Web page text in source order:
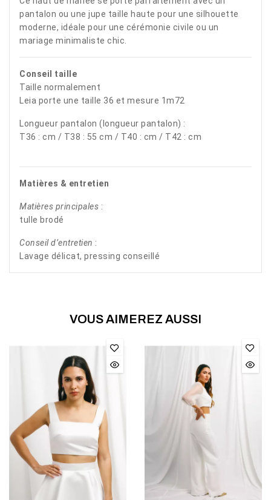
pantalon ou une jupe taille haute pour une silhouette
moderne, idéale pour une cérémonie civile ou un
mariage minimaliste chic.
Conseil taille
Taille normalement
Leia porte une taille 36 et mesure 1m72
Longueur pantalon (longueur pantalon) :
T36 : cm / T38 : 55 cm / T40 : cm / T42 : cm
Matières & entretien
Matières principales :
tulle brodé
Conseil d’entretien :
Lavage délicat, pressing conseillé
VOUS AIMEREZ AUSSI